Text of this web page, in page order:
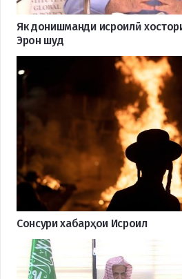
Як донишманди исроилӣ
Эрон шуд
Сонсури хабарҳои Исроил